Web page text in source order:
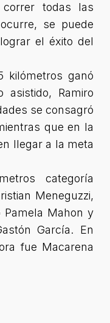
todas las
se puede
el éxito del
kilómetros ganó
asistido, Ramiro
se consagró
que en la
llegar a la meta
categoría
Meneguzzi,
Mahon y
García. En
fue Macarena